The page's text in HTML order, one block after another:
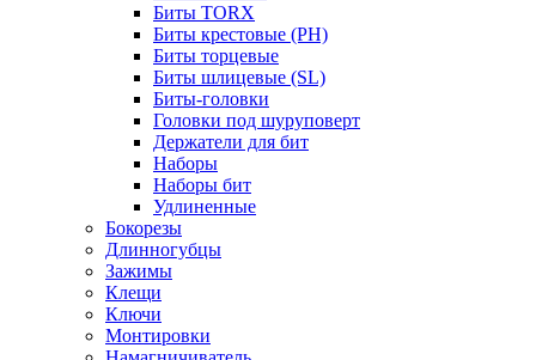
Биты TORX
Биты крестовые (PH)
Биты торцевые
Биты шлицевые (SL)
Биты-головки
Головки под шуруповерт
Держатели для бит
Наборы
Наборы бит
Удлиненные
Бокорезы
Длинногубцы
Зажимы
Клещи
Ключи
Монтировки